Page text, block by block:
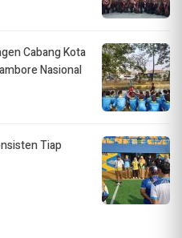
Cabang Kota
Nasional
Tiap